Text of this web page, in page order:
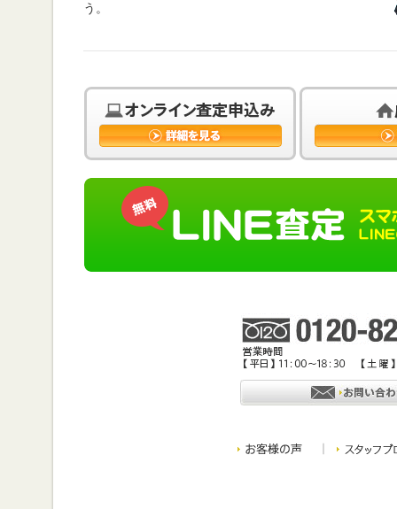
う。